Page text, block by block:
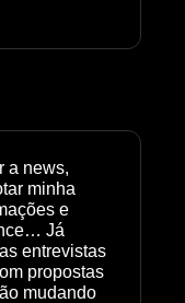
a news,
minha
e
Já
entrevistas
propostas
mudando